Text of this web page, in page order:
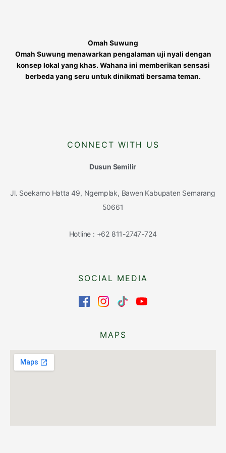
Omah Suwung
Omah Suwung menawarkan pengalaman uji nyali dengan
konsep lokal yang khas. Wahana ini memberikan sensasi
berbeda yang seru untuk dinikmati bersama teman.
CONNECT WITH US
Dusun Semilir
Jl. Soekarno Hatta 49, Ngemplak, Bawen Kabupaten Semarang
50661
Hotline : +62 811-2747-724
SOCIAL MEDIA
MAPS